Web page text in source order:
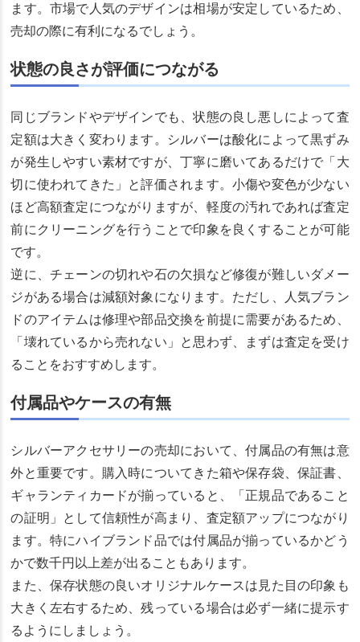
ます。市場で人気のデザインは相場が安定しているため、
売却の際に有利になるでしょう。
状態の良さが評価につながる
同じブランドやデザインでも、状態の良し悪しによって査
定額は大きく変わります。シルバーは酸化によって黒ずみ
が発生しやすい素材ですが、丁寧に磨いてあるだけで「大
切に使われてきた」と評価されます。小傷や変色が少ない
ほど高額査定につながりますが、軽度の汚れであれば査定
前にクリーニングを行うことで印象を良くすることが可能
です。
逆に、チェーンの切れや石の欠損など修復が難しいダメー
ジがある場合は減額対象になります。ただし、人気ブラン
ドのアイテムは修理や部品交換を前提に需要があるため、
「壊れているから売れない」と思わず、まずは査定を受け
ることをおすすめします。
付属品やケースの有無
シルバーアクセサリーの売却において、付属品の有無は意
外と重要です。購入時についてきた箱や保存袋、保証書、
ギャランティカードが揃っていると、「正規品であること
の証明」として信頼性が高まり、査定額アップにつながり
ます。特にハイブランド品では付属品が揃っているかどう
かで数千円以上差が出ることもあります。
また、保存状態の良いオリジナルケースは見た目の印象も
大きく左右するため、残っている場合は必ず一緒に提示す
るようにしましょう。